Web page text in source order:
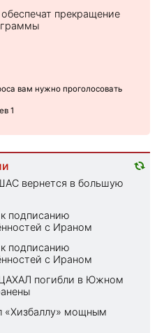
прекращение
вам нужно проголосовать
1
вернется в большую
подписанию
с Ираном
подписанию
с Ираном
погибли в Южном
«Хизбаллу» мощным